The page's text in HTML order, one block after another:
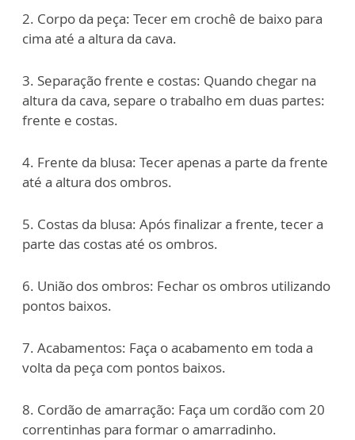
2. Corpo da peça: Tecer em crochê de baixo para
cima até a altura da cava.
3. Separação frente e costas: Quando chegar na
altura da cava, separe o trabalho em duas partes:
frente e costas.
4. Frente da blusa: Tecer apenas a parte da frente
até a altura dos ombros.
5. Costas da blusa: Após finalizar a frente, tecer a
parte das costas até os ombros.
6. União dos ombros: Fechar os ombros utilizando
pontos baixos.
7. Acabamentos: Faça o acabamento em toda a
volta da peça com pontos baixos.
8. Cordão de amarração: Faça um cordão com 20
correntinhas para formar o amarradinho.